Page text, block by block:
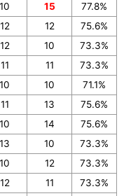
10 15
77.8%
12 12
75.6%
12 10
73.3%
11 11
73.3%
10 10
71.1%
11 13
75.6%
10 14
75.6%
13 10
73.3%
10 12
73.3%
12 11
73.3%